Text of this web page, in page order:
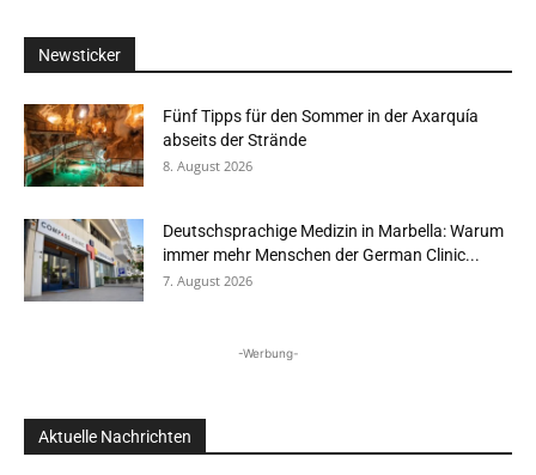
Newsticker
Fünf Tipps für den Sommer in der Axarquía
abseits der Strände
8. August 2026
Deutschsprachige Medizin in Marbella: Warum
immer mehr Menschen der German Clinic...
7. August 2026
-Werbung-
Aktuelle Nachrichten